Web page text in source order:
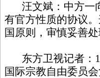
汪文斌：中方一
有官方性质的协议
国原则，审慎妥善处
东方卫视记者：1
国际宗教自由委员